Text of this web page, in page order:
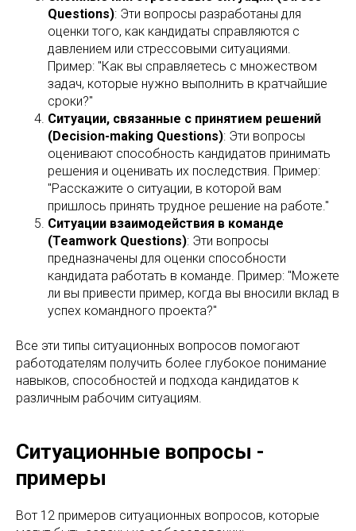
Questions): Эти вопросы разработаны для
оценки того, как кандидаты справляются с
давлением или стрессовыми ситуациями.
Пример: "Как вы справляетесь с множеством
задач, которые нужно выполнить в кратчайшие
сроки?"
Ситуации, связанные с принятием решений
(Decision-making Questions): Эти вопросы
оценивают способность кандидатов принимать
решения и оценивать их последствия. Пример:
"Расскажите о ситуации, в которой вам
пришлось принять трудное решение на работе."
Ситуации взаимодействия в команде
(Teamwork Questions): Эти вопросы
предназначены для оценки способности
кандидата работать в команде. Пример: "Можете
ли вы привести пример, когда вы вносили вклад в
успех командного проекта?"
Все эти типы ситуационных вопросов помогают
работодателям получить более глубокое понимание
навыков, способностей и подхода кандидатов к
различным рабочим ситуациям.
Ситуационные вопросы -
примеры
Вот 12 примеров ситуационных вопросов, которые